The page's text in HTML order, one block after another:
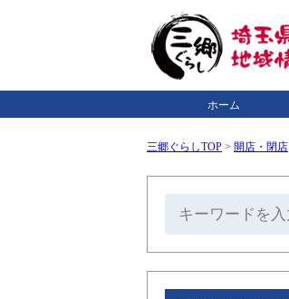
ホーム
三郷ぐらしTOP > 開店・閉店